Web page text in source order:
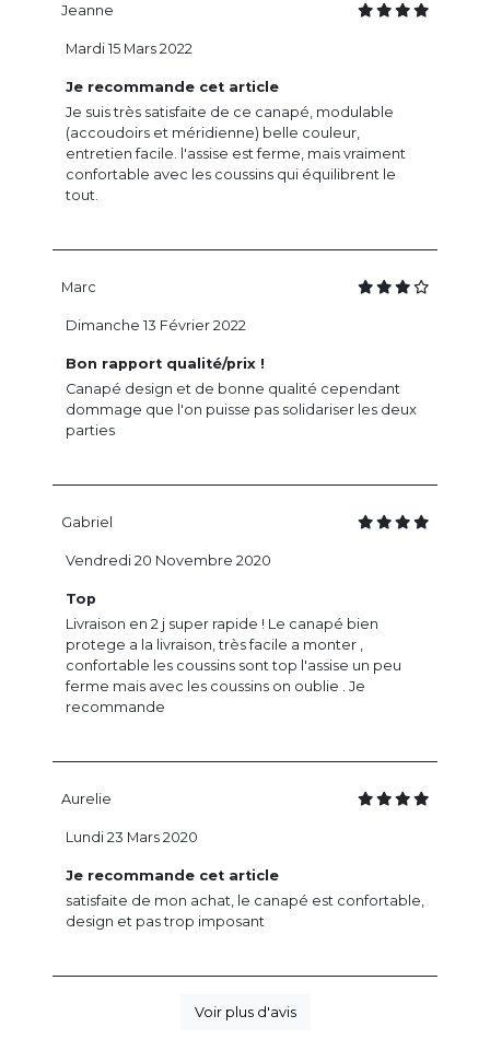
Jeanne
Je recommande cet article
Je suis très satisfaite de ce canapé, modulable
(accoudoirs et méridienne) belle couleur,
entretien facile. l'assise est ferme, mais vraiment
confortable avec les coussins qui équilibrent le
tout.
Mardi 15 Mars 2022
Marc
Bon rapport qualité/prix !
Canapé design et de bonne qualité cependant
dommage que l'on puisse pas solidariser les deux
parties
Dimanche 13 Février 2022
Gabriel
Top
Livraison en 2 j super rapide ! Le canapé bien
protege a la livraison, très facile a monter ,
confortable les coussins sont top l'assise un peu
ferme mais avec les coussins on oublie . Je
recommande
Vendredi 20 Novembre 2020
Aurelie
Je recommande cet article
satisfaite de mon achat, le canapé est confortable,
design et pas trop imposant
Lundi 23 Mars 2020
Voir plus d'avis